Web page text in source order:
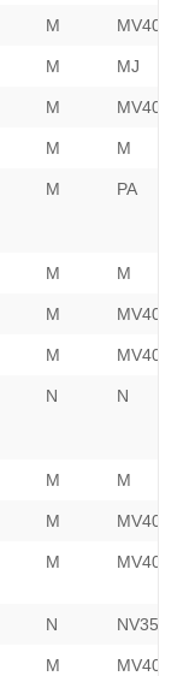
M MV40
M MJ
M MV40
M M
M PA
M M
M MV40
M MV40
N N
M M
M MV40
M MV40
N NV35
M MV40